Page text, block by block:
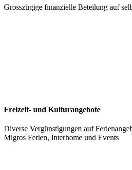
Grosszügige finanzielle Beteilung auf
Freizeit- und Kulturangebote
Diverse Vergünstigungen auf
Migros Ferien, Interhome und Events